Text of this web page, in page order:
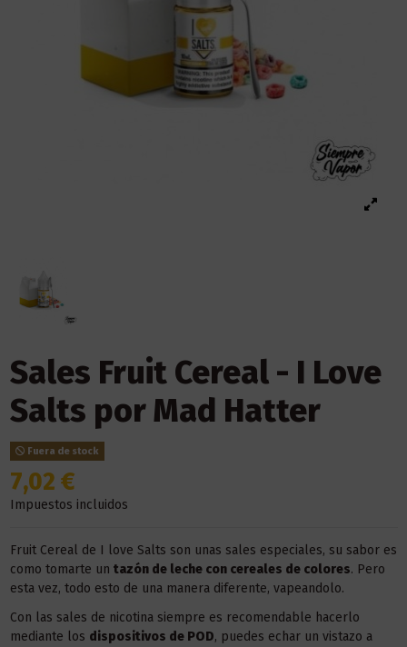
Sales Fruit Cereal - I Love
Salts por Mad Hatter
Fuera de stock
7,02 €
Impuestos incluidos
Fruit Cereal de I love Salts son unas sales especiales, su sabor es
como tomarte un tazón de leche con cereales de colores. Pero
esta vez, todo esto de una manera diferente, vapeandolo.
Con las sales de nicotina siempre es recomendable hacerlo
mediante los dispositivos de POD, puedes echar un vistazo a